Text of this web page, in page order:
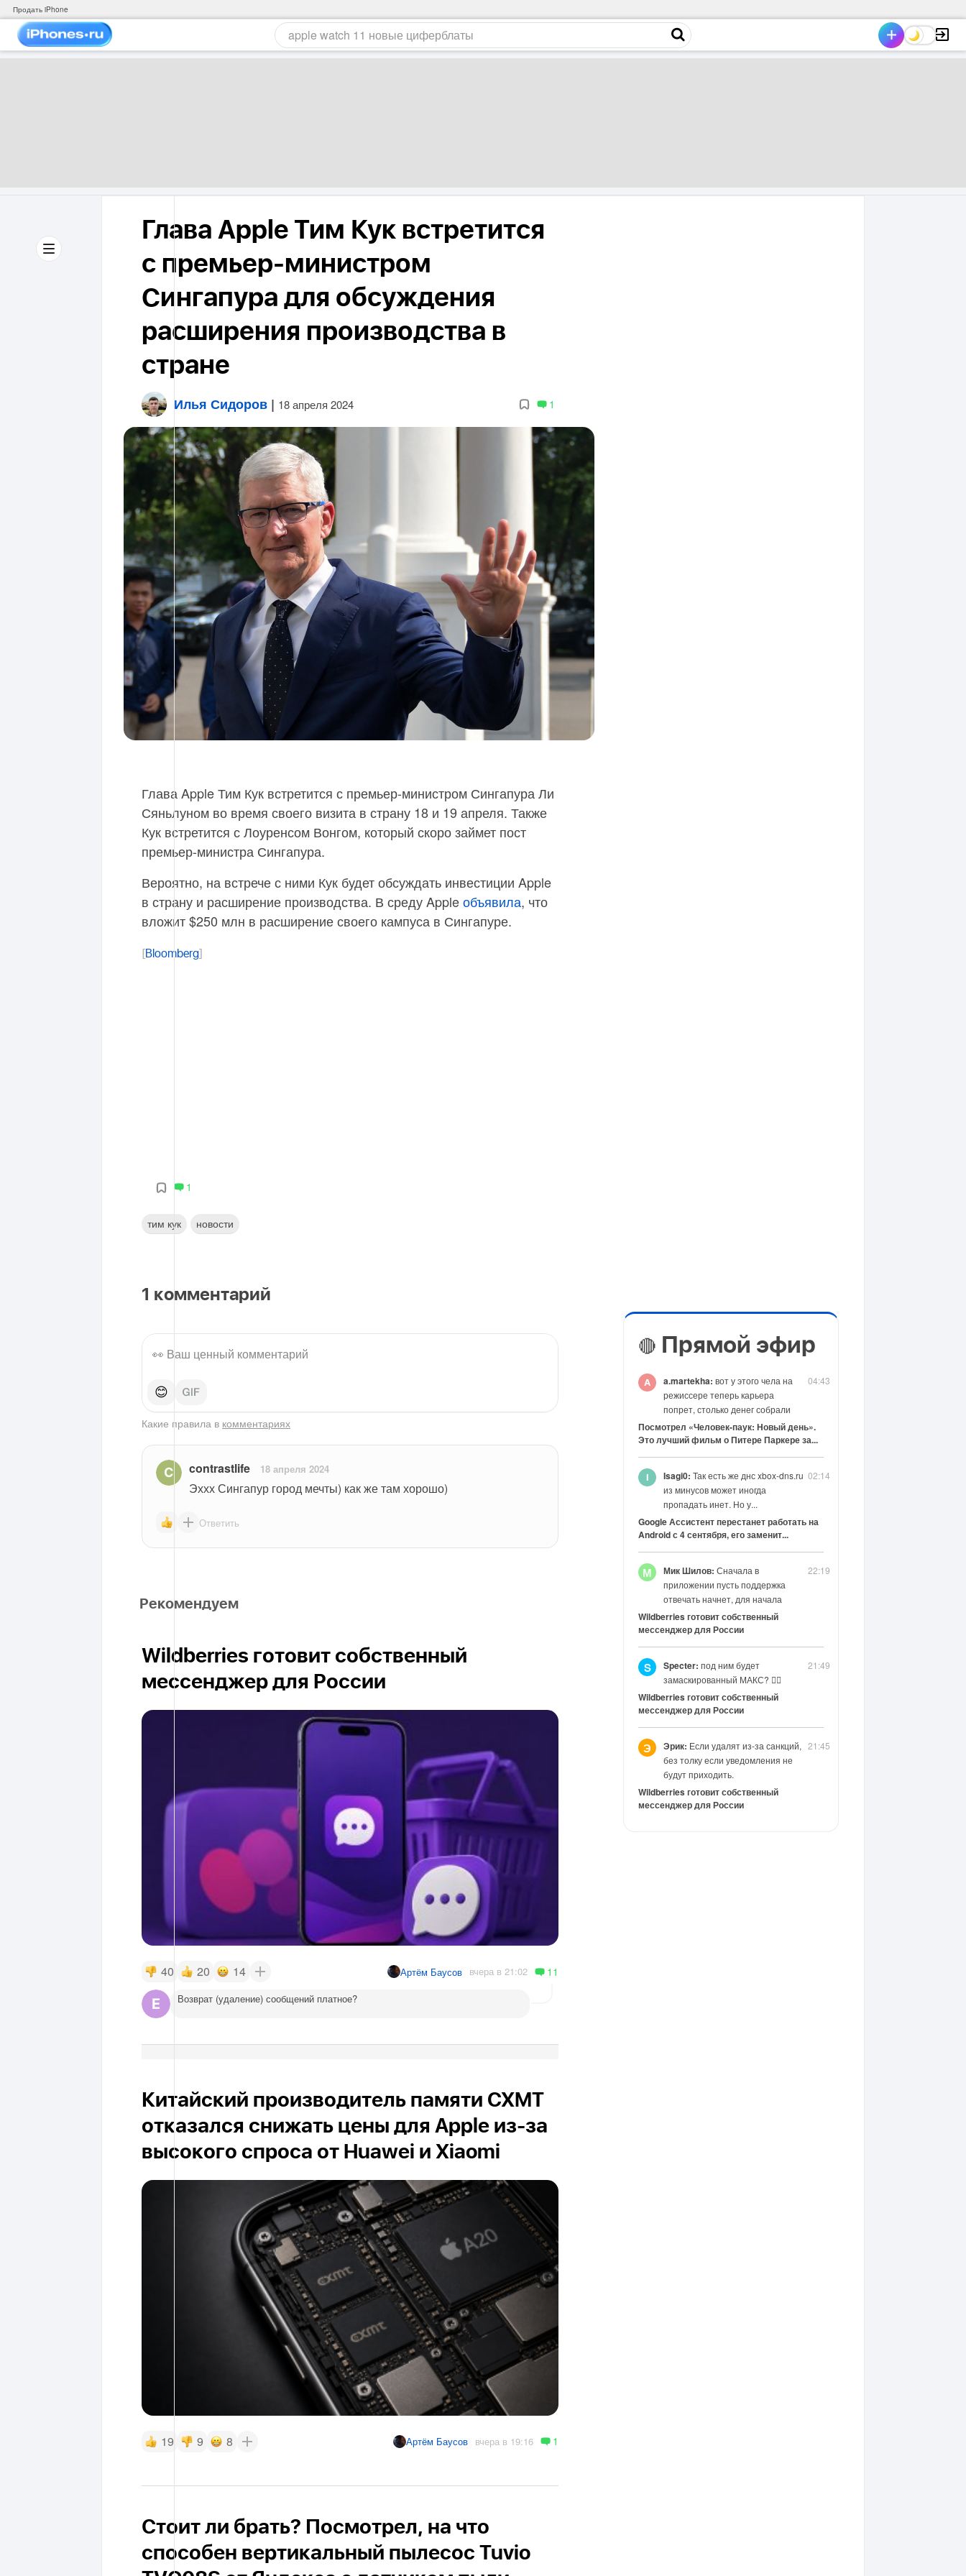
Продать iPhone
Глава Apple Тим Кук встретится
с премьер-министром
Сингапура для обсуждения
расширения производства в
стране
Илья Сидоров | 18 апреля 2024 1
Глава Apple Тим Кук встретится с премьер-министром Сингапура Ли
Сяньлуном во время своего визита в страну 18 и 19 апреля. Также
Кук встретится с Лоуренсом Вонгом, который скоро займет пост
премьер-министра Сингапура.
Вероятно, на встрече с ними Кук будет обсуждать инвестиции Apple
в страну и расширение производства. В среду Appleобъявила, что
вложит $250 млн в расширение своего кампуса в Сингапуре.
Bloomberg
1
тим кук новости
1 комментарий
😊
Какие правила в комментариях
contrastlife 18 апреля 2024
Эххх Сингапур город мечты) как же там хорошо)
Ответить
Рекомендуем
Wildberries готовит собственный
мессенджер для России
40 20 14 Артём Баусов вчера в 21:02 11
Возврат (удаление) сообщений платное?
Китайский производитель памяти CXMT
отказался снижать цены для Apple из-за
высокого спроса от Huawei и Xiaomi
19 9 8 Артём Баусов вчера в 19:16 1
Стоит ли брать? Посмотрел, на что
способен вертикальный пылесос Tuvio
🔴 Прямой эфир
04:43
a.martekha: вот у этого чела на
режиссере теперь карьера
попрет, столько денег собрали
Посмотрел «Человек-паук: Новый день».
Это лучший фильм о Питере Паркере за...
02:14
Isagi0: Так есть же днс xbox-dns.ru
из минусов может иногда
пропадать инет. Но у...
Google Ассистент перестанет работать на
Android с 4 сентября, его заменит...
22:19
М Мик Шилов: Сначала в
приложении пусть поддержка
отвечать начнет, для начала
Wildberries готовит собственный
мессенджер для России
21:49
S Specter: под ним будет
замаскированный МАКС? 😶‍🌫️
Wildberries готовит собственный
мессенджер для России
21:45
Э Эрик: Если удалят из-за санкций,
без толку если уведомления не
будут приходить.
Wildberries готовит собственный
мессенджер для России